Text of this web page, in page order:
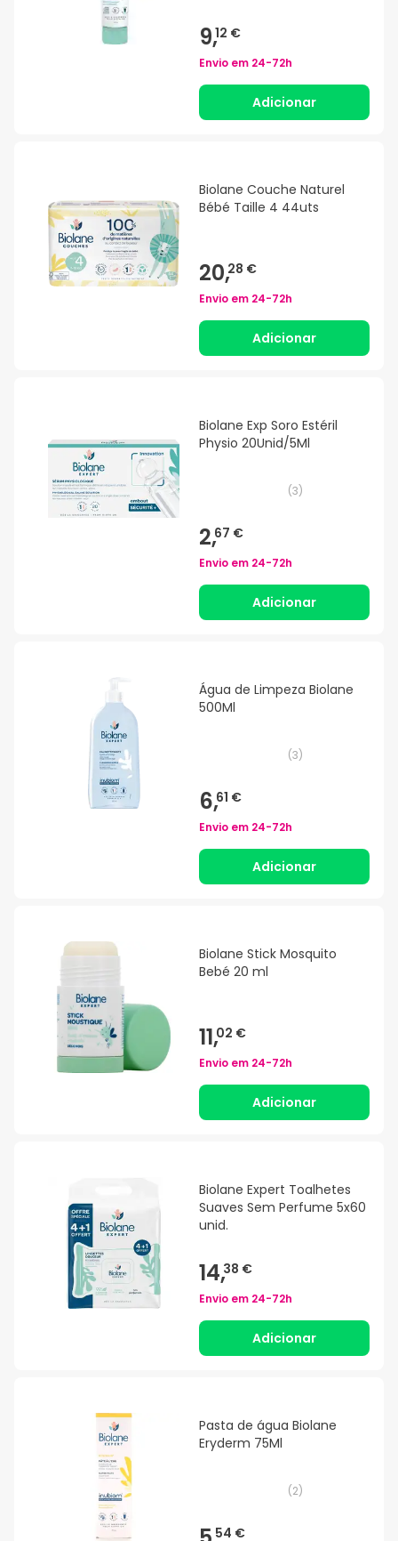
9,12 €
Envio em 24-72h
Adicionar
Biolane Couche Naturel
Bébé Taille 4 44uts
20,28 €
Envio em 24-72h
Adicionar
Biolane Exp Soro Estéril
Physio 20Unid/5Ml
(3)
2,67 €
Envio em 24-72h
Adicionar
Água de Limpeza Biolane
500Ml
(3)
6,61 €
Envio em 24-72h
Adicionar
Biolane Stick Mosquito
Bebé 20 ml
11,02 €
Envio em 24-72h
Adicionar
Biolane Expert Toalhetes
Suaves Sem Perfume 5x60
unid.
14,38 €
Envio em 24-72h
Adicionar
Pasta de água Biolane
Eryderm 75Ml
(2)
54 €